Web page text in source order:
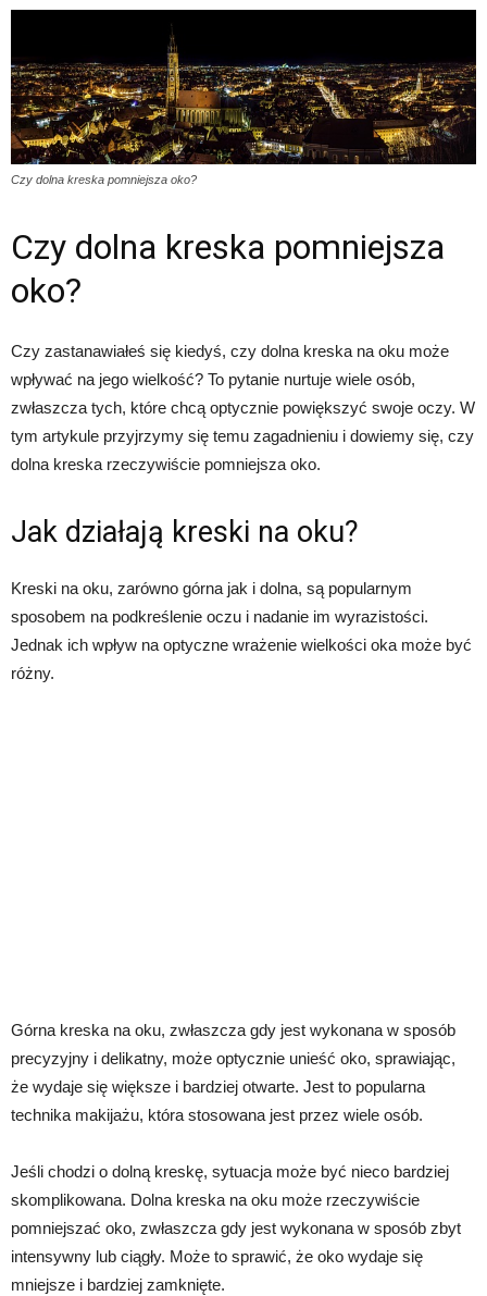
Czy dolna kreska pomniejsza oko?
Czy dolna kreska pomniejsza
oko?
Czy zastanawiałeś się kiedyś, czy dolna kreska na oku może
wpływać na jego wielkość? To pytanie nurtuje wiele osób,
zwłaszcza tych, które chcą optycznie powiększyć swoje oczy. W
tym artykule przyjrzymy się temu zagadnieniu i dowiemy się, czy
dolna kreska rzeczywiście pomniejsza oko.
Jak działają kreski na oku?
Kreski na oku, zarówno górna jak i dolna, są popularnym
sposobem na podkreślenie oczu i nadanie im wyrazistości.
Jednak ich wpływ na optyczne wrażenie wielkości oka może być
różny.
Górna kreska na oku, zwłaszcza gdy jest wykonana w sposób
precyzyjny i delikatny, może optycznie unieść oko, sprawiając,
że wydaje się większe i bardziej otwarte. Jest to popularna
technika makijażu, która stosowana jest przez wiele osób.
Jeśli chodzi o dolną kreskę, sytuacja może być nieco bardziej
skomplikowana. Dolna kreska na oku może rzeczywiście
pomniejszać oko, zwłaszcza gdy jest wykonana w sposób zbyt
intensywny lub ciągły. Może to sprawić, że oko wydaje się
mniejsze i bardziej zamknięte.